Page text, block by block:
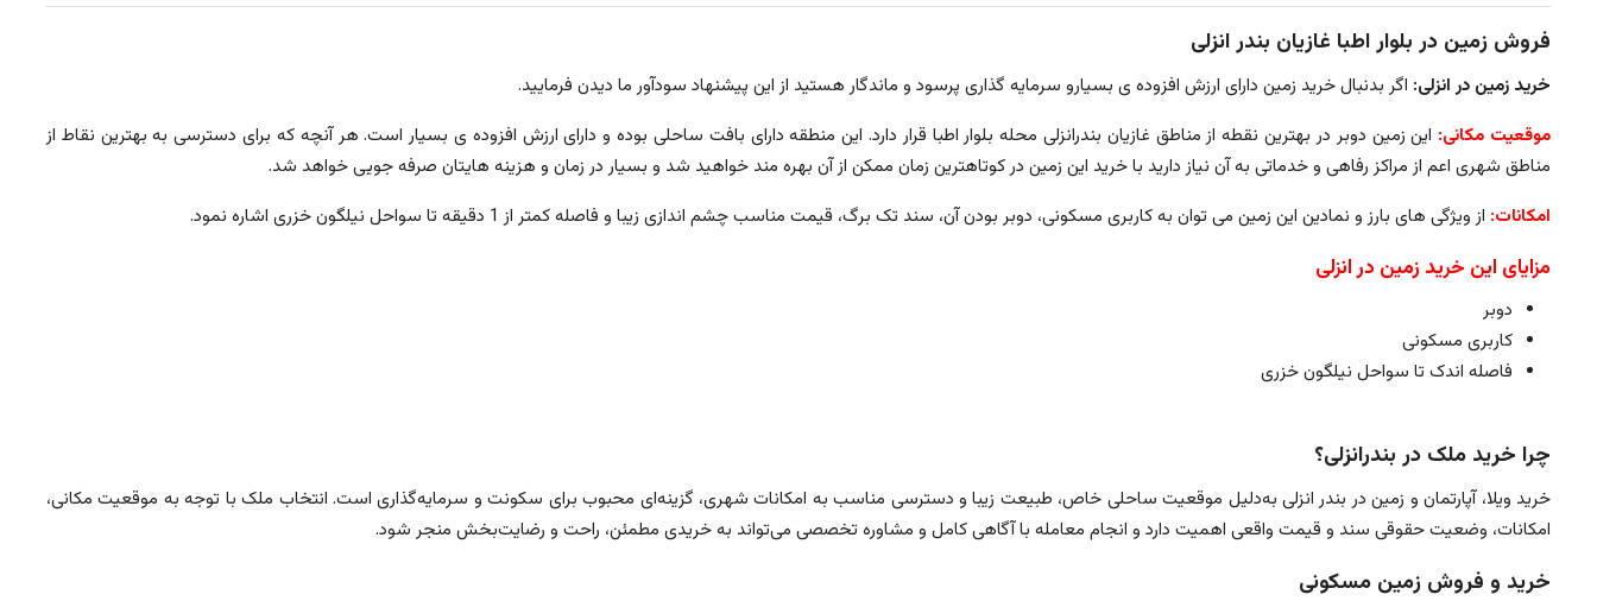
فروش زمین در بلوار اطبا غازیان بندر انزلی
خرید زمین در انزلی: اگر بدنبال خرید زمین دارای ارزش افزوده ی بسیارو سرمایه گذاری پرسود و ماندگار هستید از این پیشنهاد سودآور ما دیدن فرمایید.
موقعیت مکانی: این زمین دوبر در بهترین نقطه از مناطق غازیان بندرانزلی محله بلوار اطبا قرار دارد. این منطقه دارای بافت ساحلی بوده و دارای ارزش افزوده ی بسیار است. هر آنچه که برای دسترسی به بهترین نقاط از
مناطق شهری اعم از مراکز رفاهی و خدماتی به آن نیاز دارید با خرید این زمین در کوتاهترین زمان ممکن از آن بهره مند خواهید شد و بسیار در زمان و هزینه هایتان صرفه جویی خواهد شد.
امکانات: از ویژگی های بارز و نمادین این زمین می توان به کاربری مسکونی، دوبر بودن آن، سند تک برگ، قیمت مناسب چشم اندازی زیبا و فاصله کمتر از 1 دقیقه تا سواحل نیلگون خزری اشاره نمود.
مزایای این خرید زمین در انزلی
دوبر
کاربری مسکونی
فاصله اندک تا سواحل نیلگون خزری
چرا خرید ملک در بندرانزلی؟
خرید ویلا، آپارتمان و زمین در بندر انزلی به‌دلیل موقعیت ساحلی خاص، طبیعت زیبا و دسترسی مناسب به امکانات شهری، گزینه‌ای محبوب برای سکونت و سرمایه‌گذاری است. انتخاب ملک با توجه به موقعیت مکانی،
امکانات، وضعیت حقوقی سند و قیمت واقعی اهمیت دارد و انجام معامله با آگاهی کامل و مشاوره تخصصی می‌تواند به خریدی مطمئن، راحت و رضایت‌بخش منجر شود.
خرید و فروش زمین مسکونی